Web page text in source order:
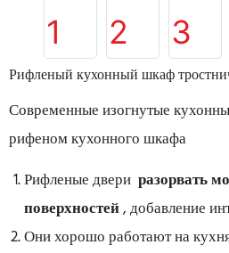
Рифленый кухонный шкаф
Современные изогнутые
рифеном кухонного шкафа
Рифленые двери разорвать
поверхностей, добавление
Они хорошо работают на